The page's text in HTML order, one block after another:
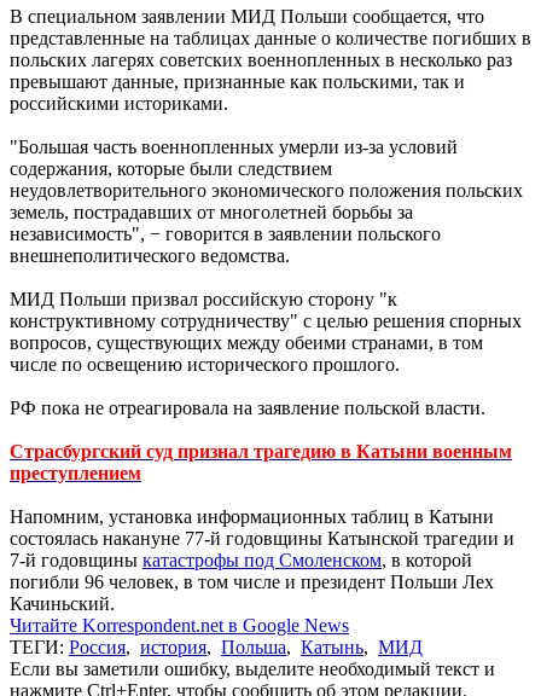
В специальном заявлении МИД Польши сообщается, что
представленные на таблицах данные о количестве погибших в
польских лагерях советских военнопленных в несколько раз
превышают данные, признанные как польскими, так и
российскими историками.
"Большая часть военнопленных умерли из-за условий
содержания, которые были следствием
неудовлетворительного экономического положения польских
земель, пострадавших от многолетней борьбы за
независимость", − говорится в заявлении польского
внешнеполитического ведомства.
МИД Польши призвал российскую сторону "к
конструктивному сотрудничеству" с целью решения спорных
вопросов, существующих между обеими странами, в том
числе по освещению исторического прошлого.
РФ пока не отреагировала на заявление польской власти.
Страсбургский суд признал трагедию в Катыни военным
преступлением
Напомним, установка информационных таблиц в Катыни
состоялась накануне 77-й годовщины Катынской трагедии и
7-й годовщины катастрофы под Смоленском, в которой
погибли 96 человек, в том числе и президент Польши Лех
Качиньский.
Читайте Korrespondent.net в Google News
ТЕГИ: Россия, история, Польша, Катынь, МИД
Если вы заметили ошибку, выделите необходимый текст и
нажмите Ctrl+Enter, чтобы сообщить об этом редакции.